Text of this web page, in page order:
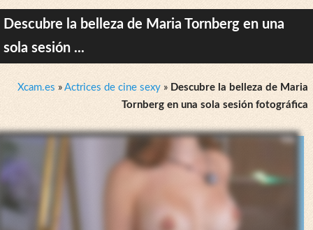
Descubre la belleza de Maria Tornberg en una
sola sesión ...
Xcam.es » Actrices de cine sexy » Descubre la belleza de Maria
Tornberg en una sola sesión fotográfica